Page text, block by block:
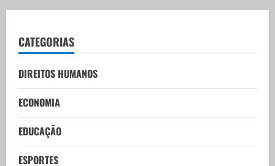
CATEGORIAS
DIREITOS HUMANOS
ECONOMIA
EDUCAÇÃO
ESPORTES